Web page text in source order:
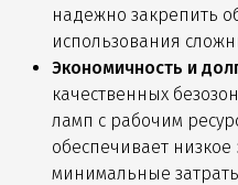
надежно закрепить
использования
Экономичность и
качественных
ламп с рабочим
обеспечивает
минимальные